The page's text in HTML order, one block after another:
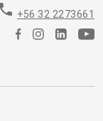
phone +56 32 2273661